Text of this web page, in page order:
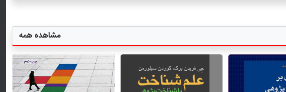
مشاهده همه